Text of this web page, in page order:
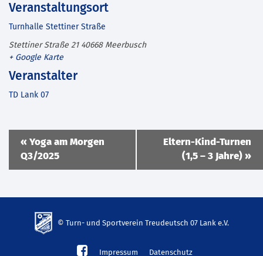
Veranstaltungsort
Turnhalle Stettiner Straße
Stettiner Straße 21 40668 Meerbusch
+ Google Karte
Veranstalter
TD Lank 07
Navigation
« Yoga am Morgen
Q3/2025
Eltern-Kind-Turnen
(1,5 – 3 Jahre) »
© Turn- und Sportverein Treudeutsch 07 Lank e.V.
Impressum Datenschutz